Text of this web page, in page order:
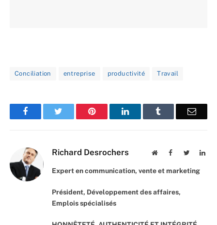
Conciliation entreprise productivité Travail
Facebook Pinterest LinkedIn Email
Richard Desrochers WebsiteFacebookTwitter
Expert en communication, vente et marketing
Président, Développement des affaires,
Emplois spécialisés